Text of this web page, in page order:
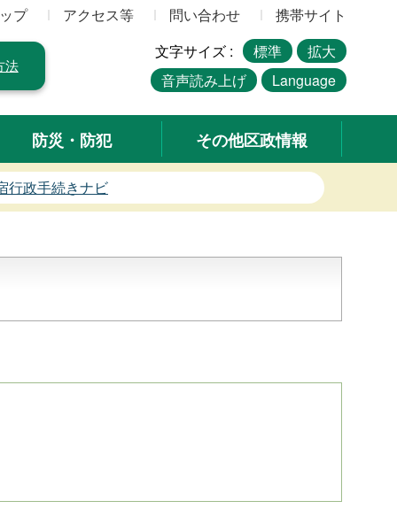
プ アクセス等 問い合わせ 携帯サイト
法
文字サイズ : 標準
拡大
音声読み上げ
Language
防災・防犯 その他区政情報
行政手続きナビ